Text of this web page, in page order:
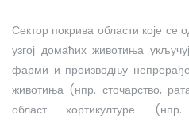
Сектор покрива области које
узгој домаћих животиња
фарми и производњу
животиња (нпр. сточарство,
област хортикултуре